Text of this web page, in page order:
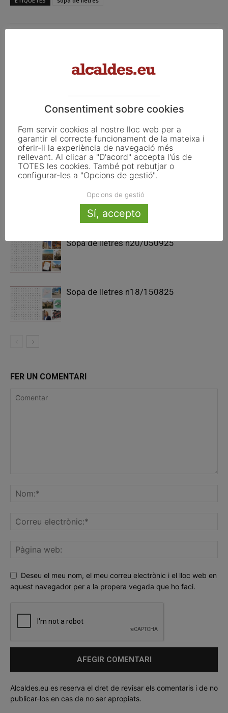
Article anterior
prevenció a Mataró
Article següent
Articles relacionats
Sopa de lletres n21/050326
Sopa de lletres n20/050925
Sopa de lletres n18/150825
FER UN COMENTARI
Deseu el meu nom, el meu correu electrònic i el lloc web en
aquest navegador per a la propera vegada que ho faci.
Alcaldes.eu es reserva el dret de revisar els comentaris i de no
publicar-los en cas de no ser apropiats.
Consentiment sobre cookies
Fem servir cookies al nostre lloc web per a
garantir el correcte funcionament de la mateixa i
oferir-li la experiència de navegació més
rellevant. Al clicar a "D'acord" accepta l'ús de
TOTES les cookies. També pot rebutjar o
configurar-les a "Opcions de gestió".
Opcions de gestió
Sí, accepto